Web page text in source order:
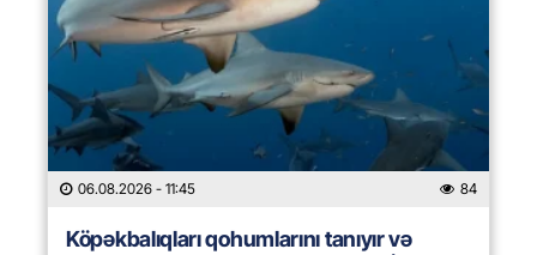
06.08.2026 - 11:45 84
Köpəkbalıqları qohumlarını tanıyır və